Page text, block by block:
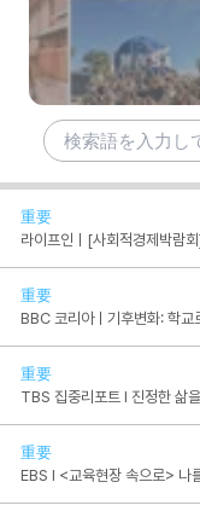
重要
重要
BBC 코리아ㅣ기후변화: 학교
重要
TBS 집중리포트 I 진정한 삶
重要
EBS I <교육현장 속으로> 나